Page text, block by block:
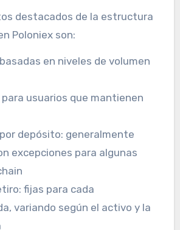
destacados de la estructura
Poloniex son:
en niveles de volumen
usuarios que mantienen
depósito: generalmente
excepciones para algunas
fijas para cada
variando según el activo y la